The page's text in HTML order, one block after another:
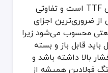
فلنج TTF که همان فلنج جوشی TTF است و تفاوتی
از ضروری‌ترین اجزای
محسوب می‌شود زیرا
قابل باز و بسته
بالا داشته باشد و
فولادین همیشه از